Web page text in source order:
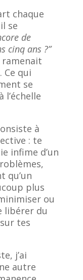
chaque
se
de
cinq ans ?”
Ce qui
se
l’échelle
à
: te
infime d’un
qu’un
plus
ou
libérer du
tes
j’ai
autre